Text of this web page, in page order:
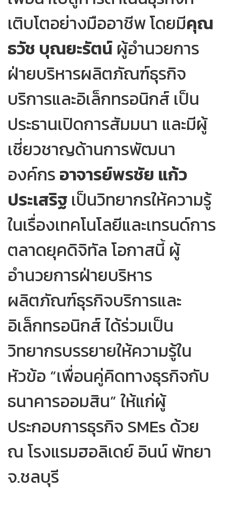
เติบโตอย่างมืออาชีพ โดยมีคุณ
ธวัช บุณยะรัตน์ ผู้อำนวยการ
ฝ่ายบริหารผลิตภัณฑ์ธุรกิจ
บริการและอิเล็กทรอนิกส์ เป็น
ประธานเปิดการสัมมนา และมีผู้
เชี่ยวชาญด้านการพัฒนา
องค์กร อาจารย์พรชัย แก้ว
ประเสริฐ เป็นวิทยากรให้ความรู้
ในเรื่องเทคโนโลยีและเทรนด์การ
ตลาดยุคดิจิทัล โอกาสนี้ ผู้
อำนวยการฝ่ายบริหาร
ผลิตภัณฑ์ธุรกิจบริการและ
อิเล็กทรอนิกส์ ได้ร่วมเป็น
วิทยากรบรรยายให้ความรู้ใน
หัวข้อ “เพื่อนคู่คิดทางธุรกิจกับ
ธนาคารออมสิน” ให้แก่ผู้
ประกอบการธุรกิจ SMEs ด้วย
ณ โรงแรมฮอลิเดย์ อินน์ พัทยา
จ.ชลบุรี